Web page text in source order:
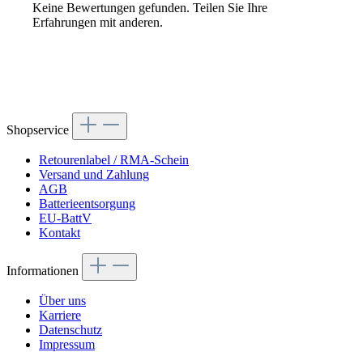
Keine Bewertungen gefunden. Teilen Sie Ihre
Erfahrungen mit anderen.
Shopservice
Retourenlabel / RMA-Schein
Versand und Zahlung
AGB
Batterieentsorgung
EU-BattV
Kontakt
Informationen
Über uns
Karriere
Datenschutz
Impressum